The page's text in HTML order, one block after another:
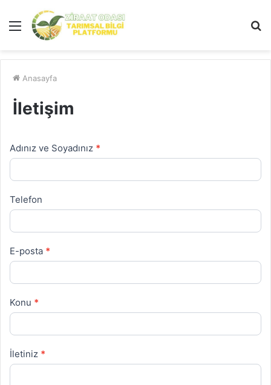
Menü
...
Anasayfa
İletişim
İletişim
Adınız ve Soyadınız *
Telefon
E-posta *
Konu *
İletiniz *